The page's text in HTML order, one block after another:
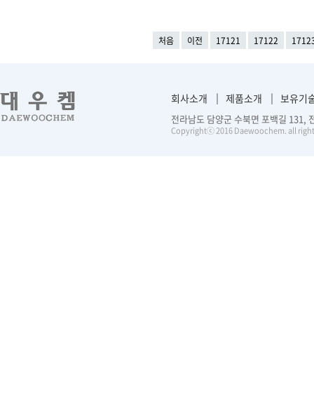
처음 이전 17121 17122
회사소개 제품소개 보유기
전라남도 담양군 수북면 포백길
Copyrightⓒ 2016 Daewoochem. all